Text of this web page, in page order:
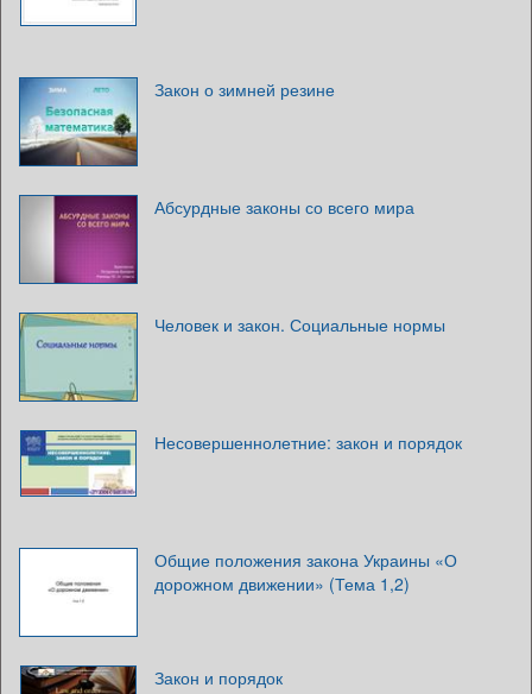
Закон о зимней резине
Абсурдные законы со всего мира
Человек и закон. Социальные нормы
Несовершеннолетние: закон и порядок
Общие положения закона Украины «О
дорожном движении» (Тема 1,2)
Закон и порядок